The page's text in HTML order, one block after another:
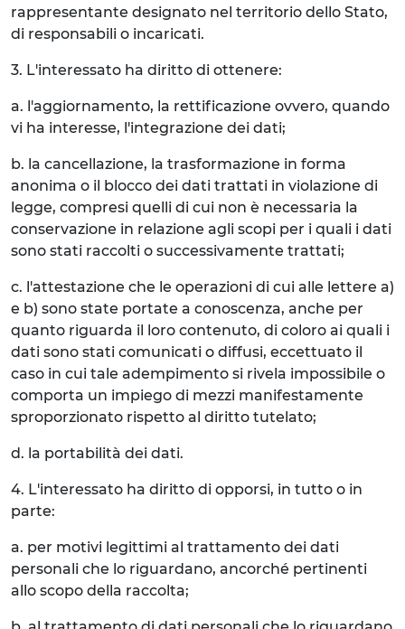
rappresentante designato nel territorio dello Stato,
di responsabili o incaricati.
3. L'interessato ha diritto di ottenere:
a. l'aggiornamento, la rettificazione ovvero, quando
vi ha interesse, l'integrazione dei dati;
b. la cancellazione, la trasformazione in forma
anonima o il blocco dei dati trattati in violazione di
legge, compresi quelli di cui non è necessaria la
conservazione in relazione agli scopi per i quali i dati
sono stati raccolti o successivamente trattati;
c. l'attestazione che le operazioni di cui alle lettere a)
e b) sono state portate a conoscenza, anche per
quanto riguarda il loro contenuto, di coloro ai quali i
dati sono stati comunicati o diffusi, eccettuato il
caso in cui tale adempimento si rivela impossibile o
comporta un impiego di mezzi manifestamente
sproporzionato rispetto al diritto tutelato;
d. la portabilità dei dati.
4. L'interessato ha diritto di opporsi, in tutto o in
parte:
a. per motivi legittimi al trattamento dei dati
personali che lo riguardano, ancorché pertinenti
allo scopo della raccolta;